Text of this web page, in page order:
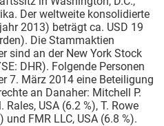
Der weltweite konsolidierte
2013) beträgt ca. USD 19
Die Stammaktien
sind an der New York Stock
DHR). Folgende Personen
7. März 2014 eine Beteiligung
an Danaher: Mitchell P.
Rales, USA (6.2 %), T. Rowe
und FMR LLC, USA (6.8 %).